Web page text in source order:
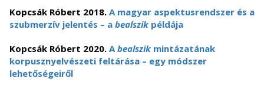
Kopcsák Róbert 2018. A magyar aspektusrendszer és a
szubmerzív jelentés – a bealszik példája
Kopcsák Róbert 2020. Abealszik mintázatának
korpusznyelvészeti feltárása – egy módszer
lehetőségeiről